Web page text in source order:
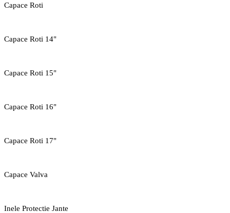
Capace Roti
Capace Roti 14"
Capace Roti 15"
Capace Roti 16"
Capace Roti 17"
Capace Valva
Inele Protectie Jante